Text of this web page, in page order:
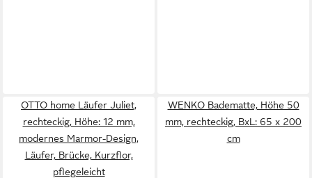
OTTO home Läufer Juliet,
rechteckig, Höhe: 12 mm,
modernes Marmor-Design,
Läufer, Brücke, Kurzflor,
pflegeleicht
WENKO Badematte, Höhe 50
mm, rechteckig, BxL: 65 x 200
cm